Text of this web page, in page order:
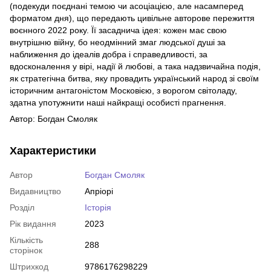
(подекуди поєднані темою чи асоціацією, але насамперед
форматом дня), що передають цивільне авторове пережиття
воєнного 2022 року. Її засаднича ідея: кожен має свою
внутрішню війну, бо неодмінний змаг людської душі за
наближення до ідеалів добра і справедливості, за
вдосконалення у вірі, надії й любові, а така надзвичайна подія,
як стратегічна битва, яку провадить український народ зі своїм
історичним антагоністом Московією, з ворогом світоладу,
здатна употужнити наші найкращі особисті прагнення.
Автор: Богдан Смоляк
Характеристики
Автор
Богдан Смоляк
Видавництво
Апріорі
Розділ
Історія
Рік видання
2023
Кількість
сторінок
288
Штрихкод
9786176298229